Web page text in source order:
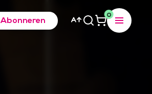
Abonneren
0